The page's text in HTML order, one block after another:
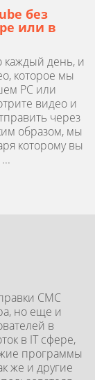
без
или в
день, и
которое мы
PC или
видео и
через
образом, мы
которому вы
СМС
но еще и
в
в IT сфере,
программы
же и другие